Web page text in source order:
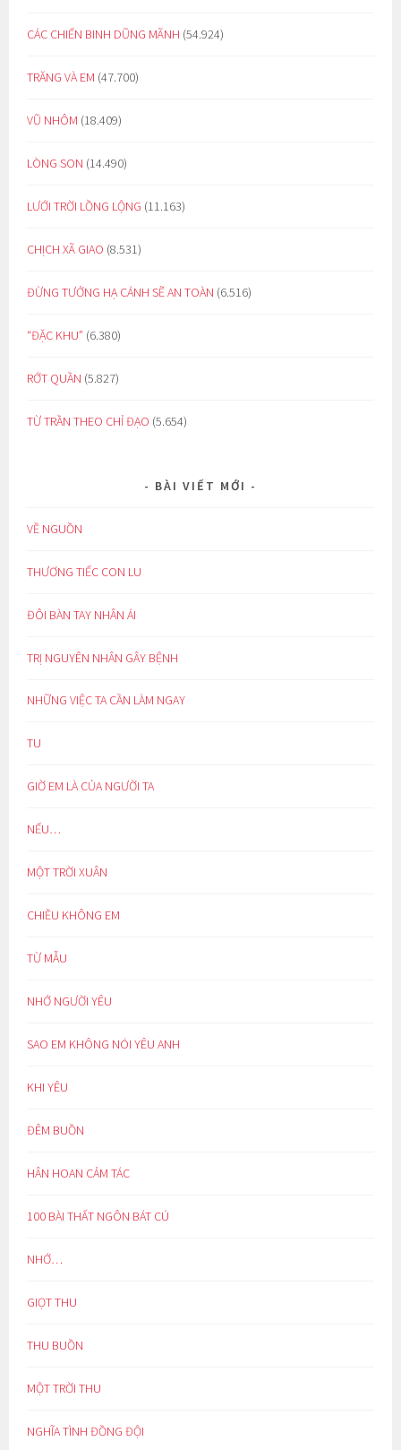
CÁC CHIẾN BINH DŨNG MÃNH (54.924)
TRĂNG VÀ EM (47.700)
VŨ NHÔM (18.409)
LÒNG SON (14.490)
LƯỚI TRỜI LỒNG LỘNG (11.163)
CHỊCH XÃ GIAO (8.531)
ĐỪNG TƯỞNG HẠ CÁNH SẼ AN TOÀN (6.516)
“ĐẶC KHU” (6.380)
RỚT QUẦN (5.827)
TỪ TRẦN THEO CHỈ ĐẠO (5.654)
BÀI VIẾT MỚI
VỀ NGUỒN
THƯƠNG TIẾC CON LU
ĐÔI BÀN TAY NHÂN ÁI
TRỊ NGUYÊN NHÂN GÂY BỆNH
NHỮNG VIỆC TA CẦN LÀM NGAY
TU
GIỜ EM LÀ CỦA NGƯỜI TA
NẾU…
MỘT TRỜI XUÂN
CHIỀU KHÔNG EM
TỪ MẪU
NHỚ NGƯỜI YÊU
SAO EM KHÔNG NÓI YÊU ANH
KHI YÊU
ĐÊM BUỒN
HÂN HOAN CẢM TÁC
100 BÀI THẤT NGÔN BÁT CÚ
NHỚ…
GIỌT THU
THU BUỒN
MỘT TRỜI THU
NGHĨA TÌNH ĐỒNG ĐỘI